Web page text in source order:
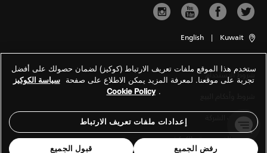
Kuwait
|
English
شروط الاستخدام
معلومات الشركة
سياسة الخصوصية والكوكيز
ستخدم هذا الموقع ملفات تعريف الارتباط (كوكيز) لضمان حصولك على أفضل
تجربة على موقعنا. لمعرفة المزيد يمكن الاطلاع على صفحة سياسة الكوكيز
.
Cookie Policy
إعدادات ملفات تعريف الارتباط
رفض الجميع قبول الجميع